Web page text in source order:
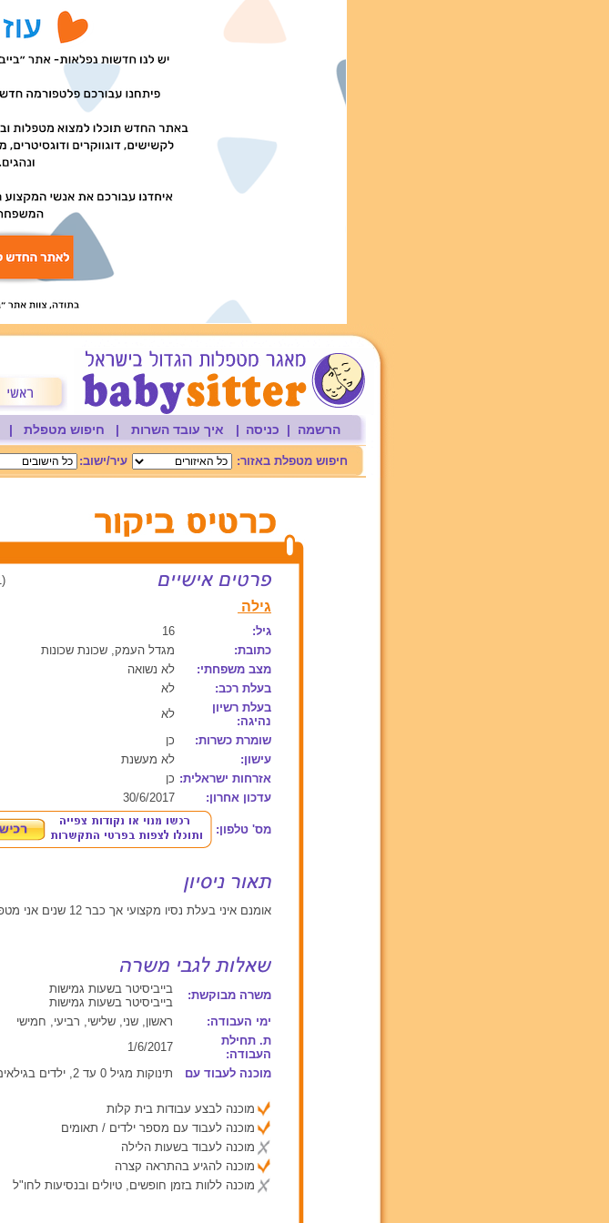
הרשמה | כניסה | איך עובד השרות | חיפוש מטפלת |
חיפוש מטפלת באזור: עיר/ישוב:
(99761)
גילה
גיל:
16
כתובת:
מגדל העמק, שכונת שכונות
מצב משפחתי:
לא נשואה
בעלת רכב:
לא
בעלת רשיון
נהיגה:
לא
שומרת כשרות:
כן
עישון:
לא מעשנת
אזרחות ישראלית: כן
עדכון אחרון:
30/6/2017
מס' טלפון:
אומנם איני בעלת נסיו מקצועי אך כבר 12 שנים אני מטפלת באחים שלי
משרה מבוקשת:
בייביסיטר בשעות גמישות
בייביסיטר בשעות גמישות
ימי העבודה:
ראשון, שני, שלישי, רביעי, חמישי
ת. תחילת
העבודה:
1/6/2017
מוכנה לעבוד עם
תינוקות מגיל 0 עד 2, ילדים בגילאים בין 2 ל 6, ילדים מעל גיל 6
מוכנה לבצע עבודות בית קלות
מוכנה לעבוד עם מספר ילדים / תאומים
מוכנה לעבוד בשעות הלילה
מוכנה להגיע בהתראה קצרה
מוכנה ללוות בזמן חופשים, טיולים ובנסיעות לחו"ל